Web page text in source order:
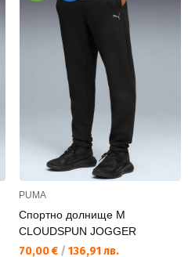
PUMA
Спортно долнище M
CLOUDSPUN JOGGER
Текуща цена:
70,00 € / 136,91 лв.